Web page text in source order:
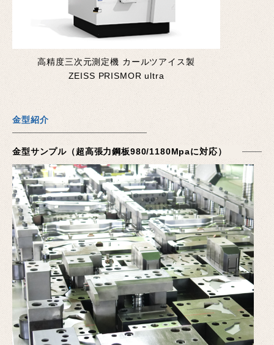
高精度三次元測定機 カールツアイス製
ZEISS PRISMOR ultra
金型紹介
金型サンプル（超高張力鋼板980/1180Mpaに対応）